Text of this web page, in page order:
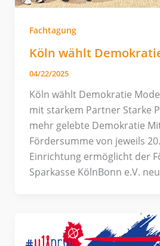
Fachtagung
Köln wählt
04/22/2025
Köln wählt Demokratie
mit starkem Partner Starke
mehr gelebte Demokratie
Fördersumme von jeweils
Einrichtung ermöglicht der
Sparkasse KölnBonn e.V.